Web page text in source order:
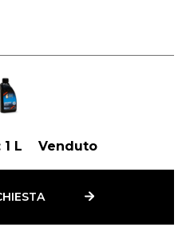
1 L Venduto